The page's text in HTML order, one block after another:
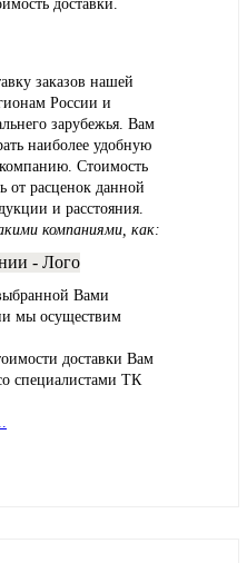
доставки.
заказов нашей
России и
зарубежья. Вам
наиболее удобную
Стоимость
от расценок данной
и расстояния.
компаниями, как:
Вами
мы осуществим
доставки Вам
специалистами ТК